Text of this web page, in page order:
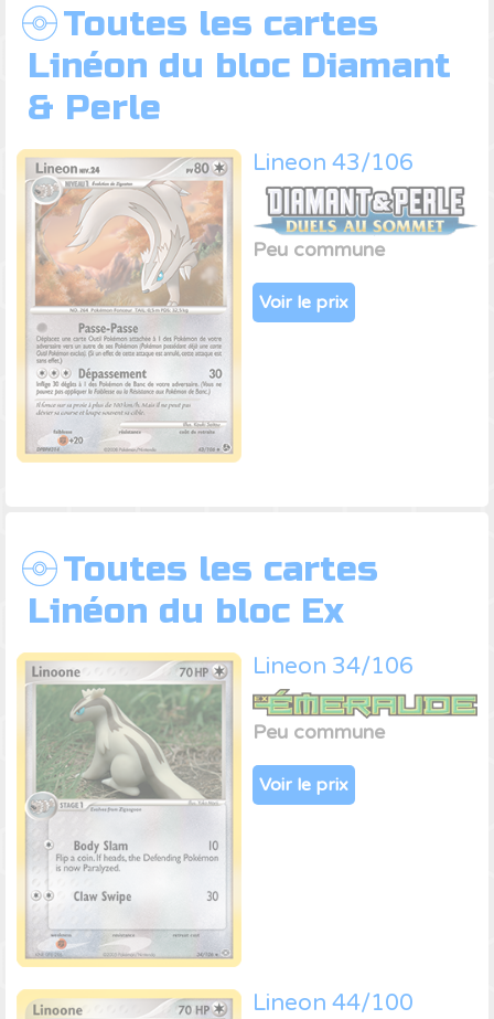
Toutes les cartes
Linéon du bloc Diamant
& Perle
Lineon 43/106
Peu commune
Voir le prix
Toutes les cartes
Linéon du bloc Ex
Lineon 34/106
Peu commune
Voir le prix
Lineon 44/100